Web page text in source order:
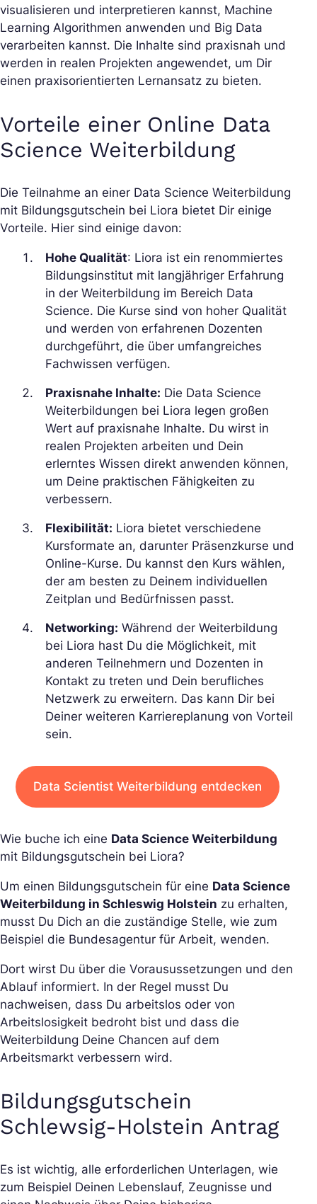
visualisieren und interpretieren kannst, Machine
Learning Algorithmen anwenden und Big Data
verarbeiten kannst. Die Inhalte sind praxisnah und
werden in realen Projekten angewendet, um Dir
einen praxisorientierten Lernansatz zu bieten.
Vorteile einer Online Data
Science Weiterbildung
Die Teilnahme an einer Data Science Weiterbildung
mit Bildungsgutschein bei Liora bietet Dir einige
Vorteile. Hier sind einige davon:
Hohe Qualität: Liora ist ein renommiertes
Bildungsinstitut mit langjähriger Erfahrung
in der Weiterbildung im Bereich Data
Science. Die Kurse sind von hoher Qualität
und werden von erfahrenen Dozenten
durchgeführt, die über umfangreiches
Fachwissen verfügen.
Praxisnahe Inhalte: Die Data Science
Weiterbildungen bei Liora legen großen
Wert auf praxisnahe Inhalte. Du wirst in
realen Projekten arbeiten und Dein
erlerntes Wissen direkt anwenden können,
um Deine praktischen Fähigkeiten zu
verbessern.
Flexibilität: Liora bietet verschiedene
Kursformate an, darunter Präsenzkurse und
Online-Kurse. Du kannst den Kurs wählen,
der am besten zu Deinem individuellen
Zeitplan und Bedürfnissen passt.
Networking: Während der Weiterbildung
bei Liora hast Du die Möglichkeit, mit
anderen Teilnehmern und Dozenten in
Kontakt zu treten und Dein berufliches
Netzwerk zu erweitern. Das kann Dir bei
Deiner weiteren Karriereplanung von Vorteil
sein.
Data Scientist Weiterbildung entdecken
Wie buche ich eine Data Science Weiterbildung
mit Bildungsgutschein bei Liora?
Um einen Bildungsgutschein für eine Data Science
Weiterbildung in Schleswig Holstein zu erhalten,
musst Du Dich an die zuständige Stelle, wie zum
Beispiel die Bundesagentur für Arbeit, wenden.
Dort wirst Du über die Vorausussetzungen und den
Ablauf informiert. In der Regel musst Du
nachweisen, dass Du arbeitslos oder von
Arbeitslosigkeit bedroht bist und dass die
Weiterbildung Deine Chancen auf dem
Arbeitsmarkt verbessern wird.
Bildungsgutschein
Schlewsig-Holstein Antrag
Es ist wichtig, alle erforderlichen Unterlagen, wie
zum Beispiel Deinen Lebenslauf, Zeugnisse und